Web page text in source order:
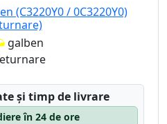
(C3220Y0 / 0C3220Y0)
galben
și timp de livrare
în 24 de ore